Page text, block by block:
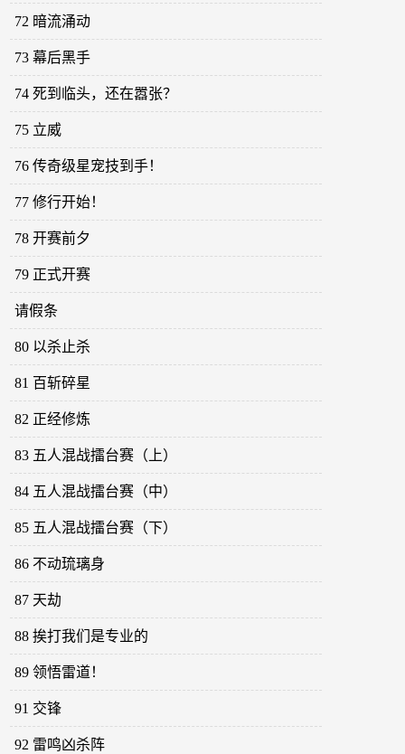
72 暗流涌动
73 幕后黑手
74 死到临头，还在嚣张？
75 立威
76 传奇级星宠技到手！
77 修行开始！
78 开赛前夕
79 正式开赛
请假条
80 以杀止杀
81 百斩碎星
82 正经修炼
83 五人混战擂台赛（上）
84 五人混战擂台赛（中）
85 五人混战擂台赛（下）
86 不动琉璃身
87 天劫
88 挨打我们是专业的
89 领悟雷道！
91 交锋
92 雷鸣凶杀阵